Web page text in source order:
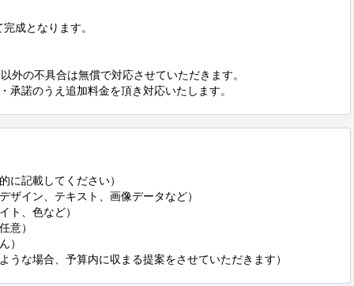
成となります。
外の不具合は無償で対応させていただきます。
承諾のうえ追加料金を頂き対応いたします。
に記載してください）
ザイン、テキスト、画像データなど）
ト、色など）
意）
）
うな場合、予算内に収まる提案をさせていただきます）